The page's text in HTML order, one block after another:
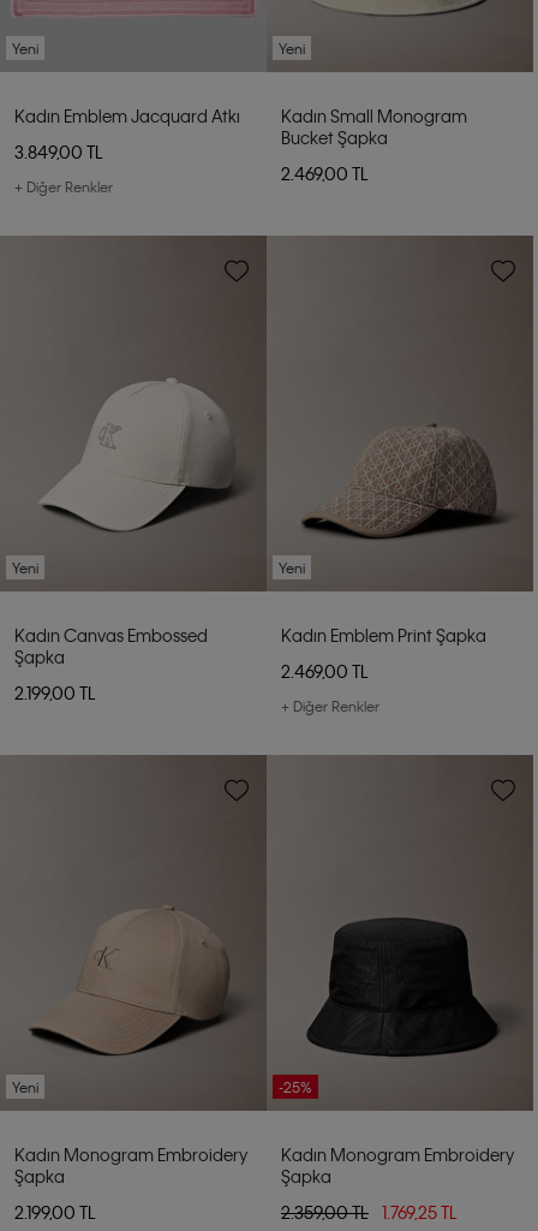
Yeni
Kadın Emblem Jacquard Atkı
3.849,00 TL
+ Diğer Renkler
Yeni
Kadın Small Monogram
Bucket Şapka
2.469,00 TL
Yeni
Kadın Canvas Embossed
Şapka
2.199,00 TL
Yeni
Kadın Emblem Print Şapka
2.469,00 TL
+ Diğer Renkler
Yeni
Kadın Monogram Embroidery
Şapka
2.199,00 TL
-25%
Kadın Monogram Embroidery
Şapka
2.359,00 TL
1.769,25 TL